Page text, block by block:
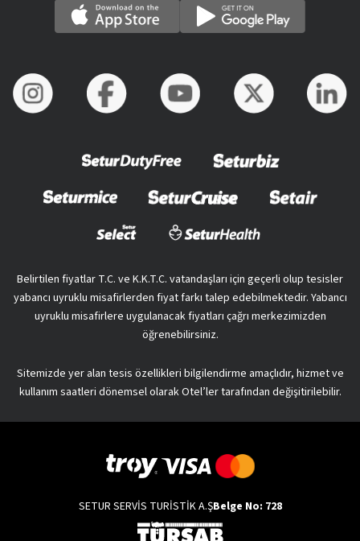
Belirtilen fiyatlar T.C. ve K.K.T.C. vatandaşları için geçerli olup tesisler
yabancı uyruklu misafirlerden fiyat farkı talep edebilmektedir. Yabancı
uyruklu misafirlere uygulanacak fiyatları çağrı merkezimizden
öğrenebilirsiniz.
Sitemizde yer alan tesis özellikleri bilgilendirme amaçlıdır, hizmet ve
kullanım saatleri dönemsel olarak Otel’ler tarafından değişitirilebilir.
SETUR SERVİS TURİSTİK A.ŞBelge No: 728